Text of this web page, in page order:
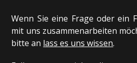
Wenn Sie eine Frage oder ein
mit uns zusammenarbeiten
bitte an lass es uns wissen.